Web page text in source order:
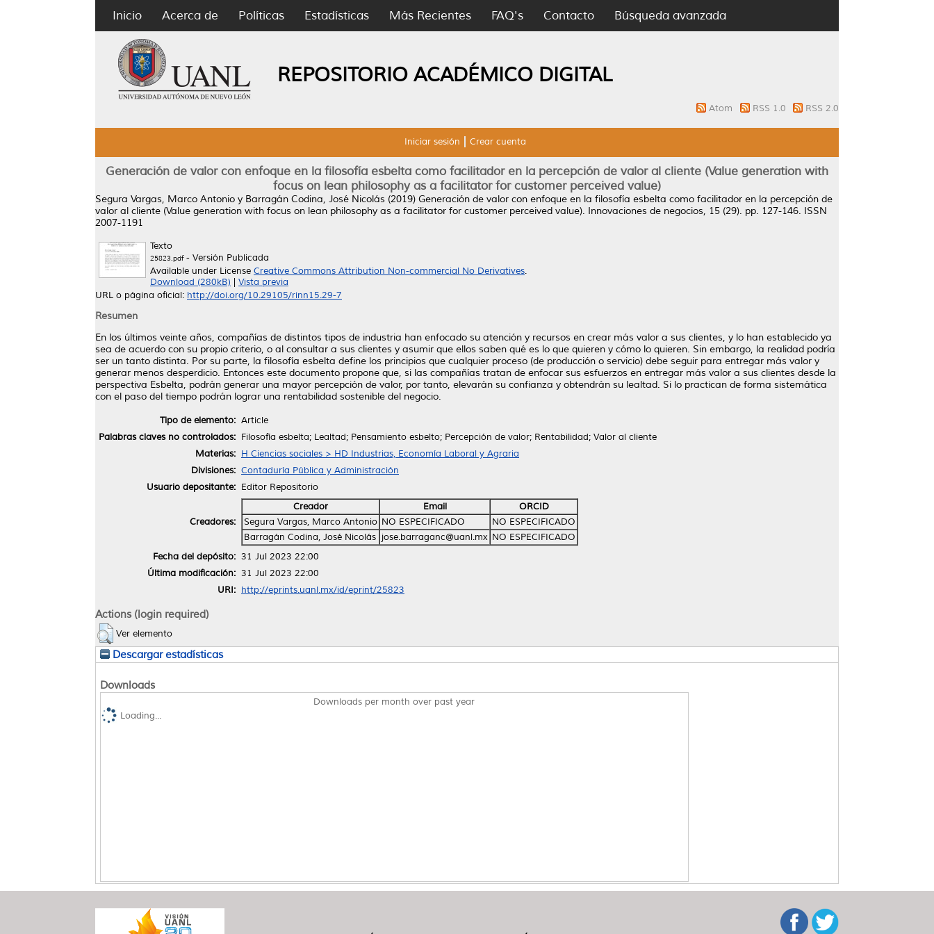
Inicio Acerca de Políticas Estadísticas Más Recientes FAQ's Contacto Búsqueda avanzada
REPOSITORIO ACADÉMICO DIGITAL
Atom RSS 1.0 RSS 2.0
Iniciar sesión Crear cuenta
Generación de valor con enfoque en la filosofía esbelta como facilitador en la percepción de valor al cliente (Value generation with
focus on lean philosophy as a facilitator for customer perceived value)
Segura Vargas, Marco Antonio y Barragán Codina, José Nicolás (2019) Generación de valor con enfoque en la filosofía esbelta como facilitador en la percepción de
valor al cliente (Value generation with focus on lean philosophy as a facilitator for customer perceived value). Innovaciones de negocios, 15 (29). pp. 127-146. ISSN
2007-1191
Texto
25823.pdf- Versión Publicada
Available under License Creative Commons Attribution Non-commercial No Derivatives.
Download (280kB)
Vista previa
URL o página oficial: http://doi.org/10.29105/rinn15.29-7
Resumen
En los últimos veinte años, compañías de distintos tipos de industria han enfocado su atención y recursos en crear más valor a sus clientes, y lo han establecido ya
sea de acuerdo con su propio criterio, o al consultar a sus clientes y asumir que ellos saben qué es lo que quieren y cómo lo quieren. Sin embargo, la realidad podría
ser un tanto distinta. Por su parte, la filosofía esbelta define los principios que cualquier proceso (de producción o servicio) debe seguir para entregar más valor y
generar menos desperdicio. Entonces este documento propone que, si las compañías tratan de enfocar sus esfuerzos en entregar más valor a sus clientes desde la
perspectiva Esbelta, podrán generar una mayor percepción de valor, por tanto, elevarán su confianza y obtendrán su lealtad. Si lo practican de forma sistemática
con el paso del tiempo podrán lograr una rentabilidad sostenible del negocio.
Tipo de elemento: Article
Palabras claves no controlados: Filosofía esbelta; Lealtad; Pensamiento esbelto; Percepción de valor; Rentabilidad; Valor al cliente
Materias: H Ciencias sociales > HD Industrias, Economía Laboral y Agraria
Divisiones: Contaduría Pública y Administración
Usuario depositante: Editor Repositorio
Creadores:
Creador Email
ORCID
Segura Vargas, Marco Antonio NO ESPECIFICADO
NO ESPECIFICADO
Barragán Codina, José Nicolás jose.barraganc@uanl.mx NO ESPECIFICADO
Fecha del depósito: 31 Jul 2023 22:00
Última modificación: 31 Jul 2023 22:00
URI: http://eprints.uanl.mx/id/eprint/25823
Actions (login required)
Ver elemento
Descargar estadísticas
Downloads
Downloads per month over past year
Loading...